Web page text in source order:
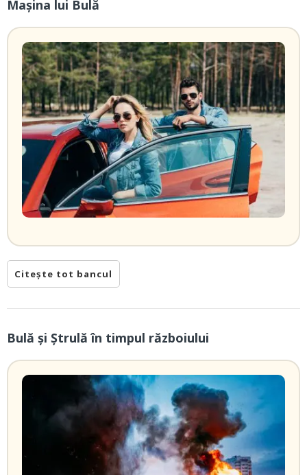
Mașina lui Bulă
Citește tot bancul
Bulă şi Ştrulă în timpul războiului